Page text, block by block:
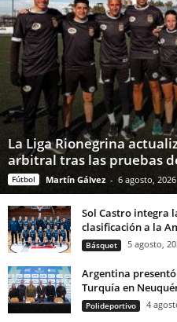
La Liga Rionegrina
arbitral tras las pruebas
Fútbol Martín Gálvez - 6 agosto, 2026
Sol Castro integra
clasificación a la
Básquet 5 agosto,
Argentina
Turquía en
Polideportivo 4